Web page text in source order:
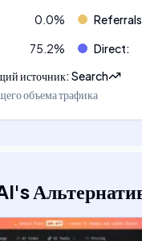
0.0% Referrals
75.2% Direct:
источник:Search
объема трафика
's